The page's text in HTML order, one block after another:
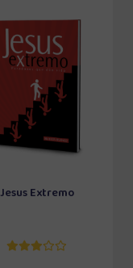
Jesus Extremo